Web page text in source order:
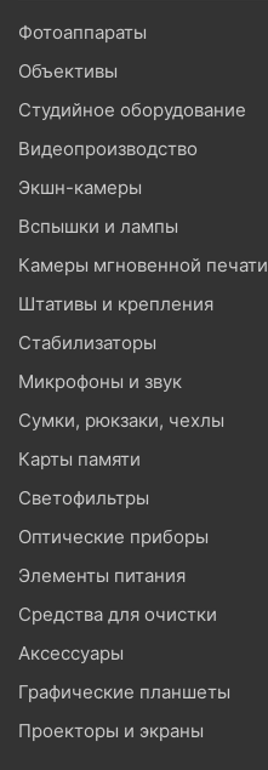
Фотоаппараты
Объективы
Студийное оборудование
Видеопроизводство
Экшн-камеры
Вспышки и лампы
Камеры мгновенной печати
Штативы и крепления
Стабилизаторы
Микрофоны и звук
Сумки, рюкзаки, чехлы
Карты памяти
Светофильтры
Оптические приборы
Элементы питания
Средства для очистки
Аксессуары
Графические планшеты
Проекторы и экраны